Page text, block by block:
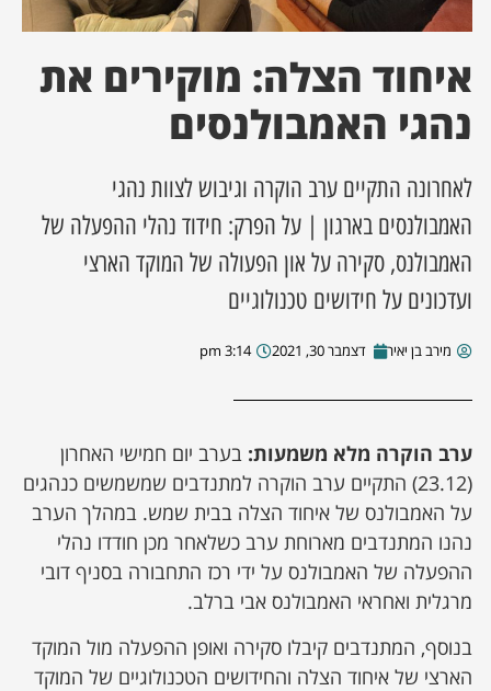
מקומית
איחוד הצלה: מוקירים את
נהגי האמבולנסים
לאחרונה התקיים ערב הוקרה וגיבוש לצוות נהגי
האמבולנסים בארגון | על הפרק: חידוד נהלי ההפעלה של
האמבולנס, סקירה על און הפעולה של המוקד הארצי
ועדכונים על חידושים טכנולוגיים
מירב בן יאיר דצמבר 30, 2021 3:14 pm
ערב הוקרה מלא משמעות: בערב יום חמישי האחרון
(23.12) התקיים ערב הוקרה למתנדבים שמשמשים כנהגים
על האמבולנס של איחוד הצלה בבית שמש. במהלך הערב
נהנו המתנדבים מארוחת ערב כשלאחר מכן חודדו נהלי
ההפעלה של האמבולנס על ידי רכז התחבורה בסניף דובי
מרגלית ואחראי האמבולנס אבי ברלב.
בנוסף, המתנדבים קיבלו סקירה ואופן ההפעלה מול המוקד
הארצי של איחוד הצלה והחידושים הטכנולוגיים של המוקד